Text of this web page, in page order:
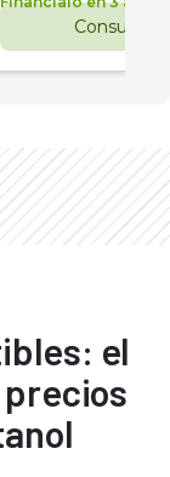
Consultar
el
precios